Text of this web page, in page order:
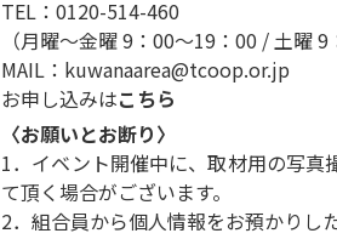
TEL：0120-514-460
（月曜～金曜 9：00～19：00 / 土曜
MAIL： kuwanaarea@tcoop.or.jp
お申し込みはこちら
〈お願いとお断り〉
1．イベント開催中に、取材用の写
て頂く場合がございます。
2．組合員から個人情報をお預かりし